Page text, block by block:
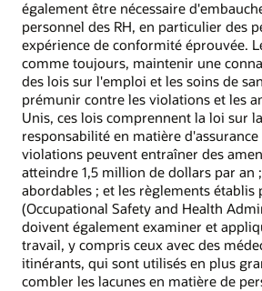
également être nécessaire
personnel des RH, en particulier des
expérience de conformité éprouvée.
comme toujours, maintenir une
des lois sur l'emploi et les soins de
prémunir contre les violations et les
Unis, ces lois comprennent la loi sur
responsabilité en matière
violations peuvent entraîner des
atteindre 1,5 million de dollars par an
abordables ; et les règlements établis
(Occupational Safety and Health
doivent également examiner et
travail, y compris ceux avec des
itinérants, qui sont utilisés en plus
combler les lacunes en matière de